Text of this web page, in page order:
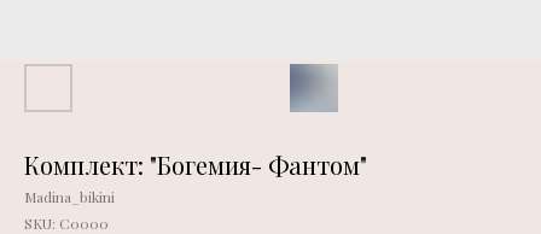
Комплект: "Богемия- Фантом"
Madina_bikini
SKU: С0000